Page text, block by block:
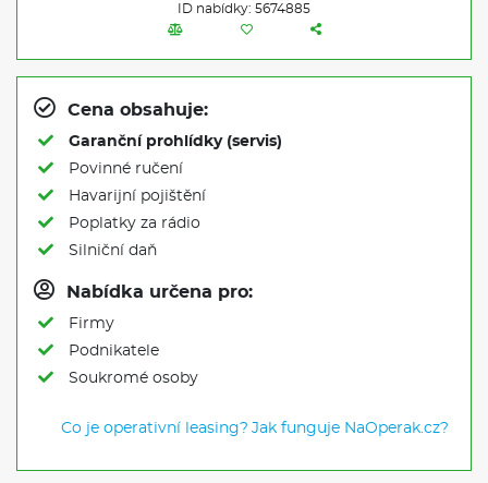
ID nabídky: 5674885
Cena obsahuje:
Garanční prohlídky (servis)
Povinné ručení
Havarijní pojištění
Poplatky za rádio
Silniční daň
Nabídka určena pro:
Firmy
Podnikatele
Soukromé osoby
Co je operativní leasing? Jak funguje NaOperak.cz?